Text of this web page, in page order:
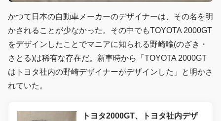
かつて日本の自動車メーカーのデザイナーは、その名を明
かされることが少なかった。その中でもTOYOTA 2000GT
をデザインしたことでマニアに知られる野崎喩(のざき・
さとる)は稀有な存在だ。新車時から「TOYOTA 2000GT
はトヨタ社内の野崎デザイナーがデザインした」と明かさ
れていた。
トヨタ2000GT、トヨタ社内デザ